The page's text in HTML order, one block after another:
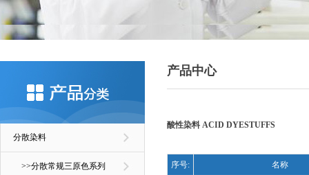
分散染料
>>分散常规三原色系列
产品中心
酸性染料 ACID DYESTUFFS
序号: 名称